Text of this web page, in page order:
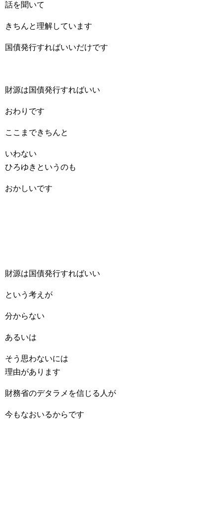
話を聞いて
きちんと理解しています
国債発行すればいいだけです
財源は国債発行すればいい
おわりです
ここまできちんと
いわない
ひろゆきというのも
おかしいです
財源は国債発行すればいい
という考えが
分からない
あるいは
そう思わないには
理由があります
財務省のデタラメを信じる人が
今もなおいるからです